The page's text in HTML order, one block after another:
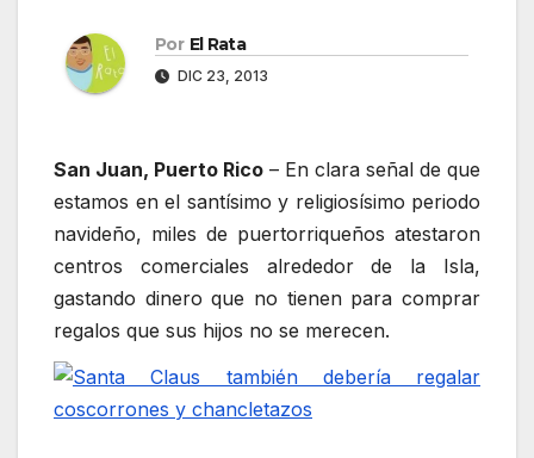
Por El Rata
DIC 23, 2013
San Juan, Puerto Rico – En clara señal de que
estamos en el santísimo y religiosísimo periodo
navideño, miles de puertorriqueños atestaron
centros comerciales alrededor de la Isla,
gastando dinero que no tienen para comprar
regalos que sus hijos no se merecen.